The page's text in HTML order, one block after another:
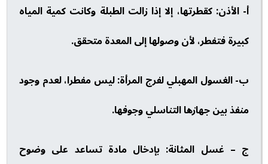
أ- الأذن: كقطرتها، إلا إذا زالت الطبلة وكانت كمية المياه
كبيرة فتفطر، لأن وصولها إلى المعدة متحقق.
ب- الغسول المهبلي لفرج المرأة: ليس مفطرا، لعدم وجود
منفذ بين جهازها التناسلي وجوفها.
ج – غسل المثانة: بإدخال مادة تساعد على وضوح